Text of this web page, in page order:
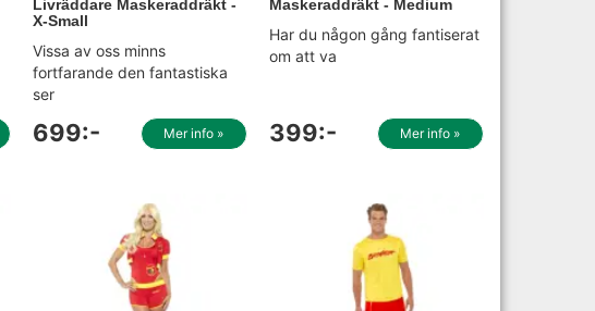
Livräddare Maskeraddräkt -
X-Small
Vissa av oss minns
fortfarande den fantastiska
ser
699:- Mer info »
Maskeraddräkt - Medium
Har du någon gång fantiserat
om att va
399:- Mer info »